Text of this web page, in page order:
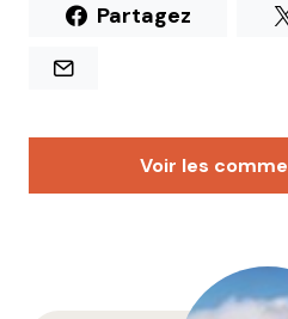
Partagez
Voir les
Haha ! Je n’ai pas de
Lyon mais je salue